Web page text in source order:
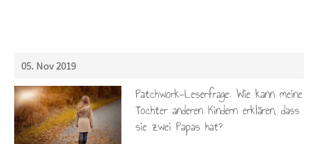
05. Nov 2019
Patchwork-Leserfrage: Wie kann meine
Tochter anderen Kindern erklären, dass
sie zwei Papas hat?